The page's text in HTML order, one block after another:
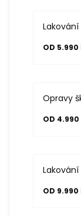
OD 5.990
Opravy
OD 4.990
Lakování
OD 9.990